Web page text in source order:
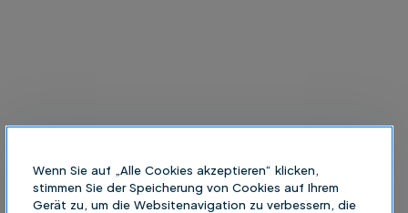
Wenn Sie auf „Alle Cookies akzeptieren“ klicken,
stimmen Sie der Speicherung von Cookies auf Ihrem
Gerät zu, um die Websitenavigation zu verbessern, die